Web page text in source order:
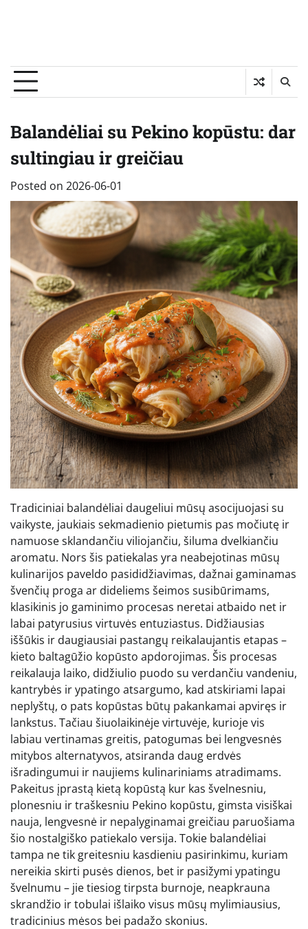
Balandėliai su Pekino kopūstu: dar
sultingiau ir greičiau
Posted on 2026-06-01
Tradiciniai balandėliai daugeliui mūsų asocijuojasi su
vaikyste, jaukiais sekmadienio pietumis pas močiutę ir
namuose sklandančiu viliojančiu, šiluma dvelkiančiu
aromatu. Nors šis patiekalas yra neabejotinas mūsų
kulinarijos paveldo pasididžiavimas, dažnai gaminamas
švenčių proga ar dideliems šeimos susibūrimams,
klasikinis jo gaminimo procesas neretai atbaido net ir
labai patyrusius virtuvės entuziastus. Didžiausias
iššūkis ir daugiausiai pastangų reikalaujantis etapas –
kieto baltagūžio kopūsto apdorojimas. Šis procesas
reikalauja laiko, didžiulio puodo su verdančiu vandeniu,
kantrybės ir ypatingo atsargumo, kad atskiriami lapai
neplyštų, o pats kopūstas būtų pakankamai apviręs ir
lankstus. Tačiau šiuolaikinėje virtuvėje, kurioje vis
labiau vertinamas greitis, patogumas bei lengvesnės
mitybos alternatyvos, atsiranda daug erdvės
išradingumui ir naujiems kulinariniams atradimams.
Pakeitus įprastą kietą kopūstą kur kas švelnesniu,
plonesniu ir traškesniu Pekino kopūstu, gimsta visiškai
nauja, lengvesnė ir nepalyginamai greičiau paruošiama
šio nostalgiško patiekalo versija. Tokie balandėliai
tampa ne tik greitesniu kasdieniu pasirinkimu, kuriam
nereikia skirti pusės dienos, bet ir pasižymi ypatingu
švelnumu – jie tiesiog tirpsta burnoje, neapkrauna
skrandžio ir tobulai išlaiko visus mūsų mylimiausius,
tradicinius mėsos bei padažo skonius.